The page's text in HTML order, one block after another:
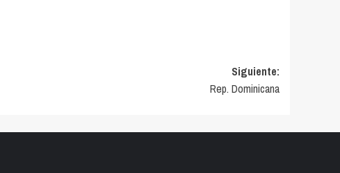
Siguiente:
Rep. Dominicana